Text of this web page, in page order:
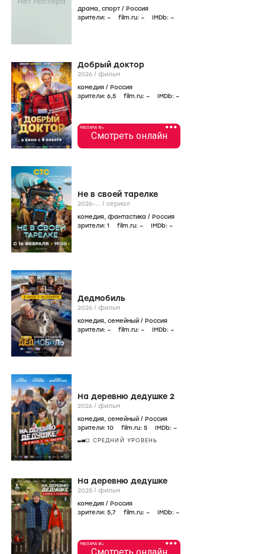
драма, спорт / Россия
зрители: – film.ru: – IMDb: –
Добрый доктор
2026 / фильм
комедия / Россия
зрители: 6,5 film.ru: – IMDb: –
•••
РЕКЛАМА 18+
Смотреть онлайн
Не в своей тарелке
2026-... / сериал
комедия, фантастика / Россия
зрители: 1 film.ru: – IMDb: –
Дедмобиль
2026 / фильм
комедия, семейный / Россия
зрители: – film.ru: – IMDb: –
На деревню дедушке 2
2026 / фильм
комедия, семейный / Россия
зрители: 10 film.ru: 5 IMDb: –
СРЕДНИЙ УРОВЕНЬ
На деревню дедушке
2025 / фильм
комедия / Россия
зрители: 5,7 film.ru: – IMDb: –
•••
РЕКЛАМА 18+